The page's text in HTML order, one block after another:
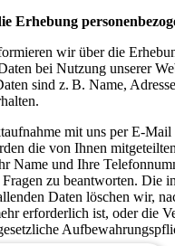
Erhebung
wir über die
bei Nutzung unserer
sind z. B. Name,
mit uns per E-Mail
die von Ihnen
Name und Ihre
zu beantworten. Die
Daten löschen wir,
erforderlich ist, oder die